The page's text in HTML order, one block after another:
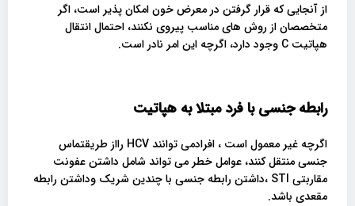
از آنجایی که قرار گرفتن در معرض خون امکان پذیر است، اگر
متخصصان از روش های مناسب پیروی نکنند، احتمال انتقال
هپاتیت C وجود دارد، اگرچه این امر نادر است.
رابطه جنسی با فرد مبتلا به هپاتیت
اگرچه غیر معمول است ، افرادمی توانند HCV رااز طریقتماس
جنسی منتقل کنند، عوامل خطر می تواند شامل داشتن عفونت
مقاربتی STI ،داشتن رابطه جنسی با چندین شریک وداشتن رابطه
مقعدی باشد.